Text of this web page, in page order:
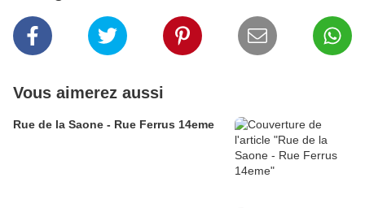
Vous aimerez aussi
Rue de la Saone - Rue Ferrus 14eme